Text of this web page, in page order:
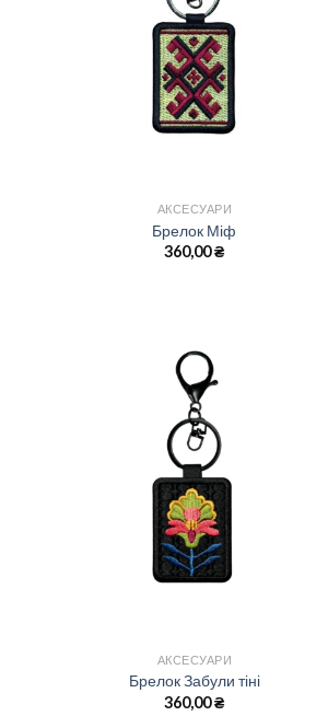
АКСЕСУАРИ
Брелок Міф
360,00₴
АКСЕСУАРИ
Брелок Забули тіні
360,00₴